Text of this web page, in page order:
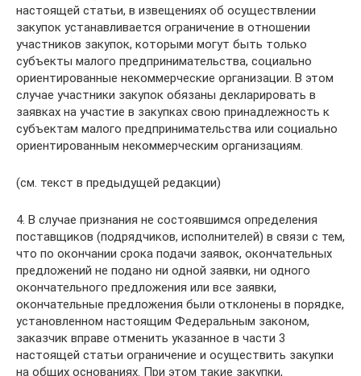
настоящей статьи, в извещениях об осуществлении
закупок устанавливается ограничение в отношении
участников закупок, которыми могут быть только
субъекты малого предпринимательства, социально
ориентированные некоммерческие организации. В этом
случае участники закупок обязаны декларировать в
заявках на участие в закупках свою принадлежность к
субъектам малого предпринимательства или социально
ориентированным некоммерческим организациям.
(см. текст в предыдущей редакции)
4. В случае признания не состоявшимся определения
поставщиков (подрядчиков, исполнителей) в связи с тем,
что по окончании срока подачи заявок, окончательных
предложений не подано ни одной заявки, ни одного
окончательного предложения или все заявки,
окончательные предложения были отклонены в порядке,
установленном настоящим Федеральным законом,
заказчик вправе отменить указанное в части 3
настоящей статьи ограничение и осуществить закупки
на общих основаниях. При этом такие закупки,